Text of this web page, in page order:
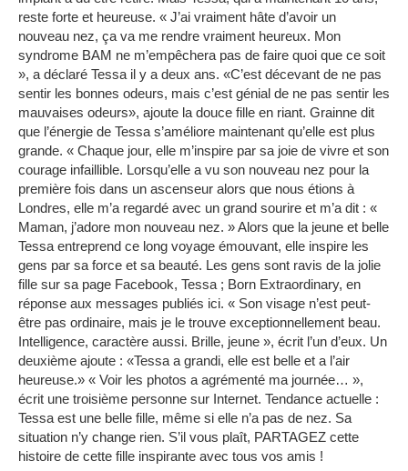
reste forte et heureuse. « J’ai vraiment hâte d’avoir un
nouveau nez, ça va me rendre vraiment heureux. Mon
syndrome BAM ne m’empêchera pas de faire quoi que ce soit
», a déclaré Tessa il y a deux ans. «C’est décevant de ne pas
sentir les bonnes odeurs, mais c’est génial de ne pas sentir les
mauvaises odeurs», ajoute la douce fille en riant. Grainne dit
que l’énergie de Tessa s’améliore maintenant qu’elle est plus
grande. « Chaque jour, elle m’inspire par sa joie de vivre et son
courage infaillible. Lorsqu’elle a vu son nouveau nez pour la
première fois dans un ascenseur alors que nous étions à
Londres, elle m’a regardé avec un grand sourire et m’a dit : «
Maman, j’adore mon nouveau nez. »Alors que la jeune et belle
Tessa entreprend ce long voyage émouvant, elle inspire les
gens par sa force et sa beauté. Les gens sont ravis de la jolie
fille sur sa page Facebook, Tessa ; Born Extraordinary, en
réponse aux messages publiés ici. « Son visage n’est peut-
être pas ordinaire, mais je le trouve exceptionnellement beau.
Intelligence, caractère aussi. Brille, jeune », écrit l’un d’eux. Un
deuxième ajoute : «Tessa a grandi, elle est belle et a l’air
heureuse.» « Voir les photos a agrémenté ma journée… »,
écrit une troisième personne sur Internet. Tendance actuelle :
Tessa est une belle fille, même si elle n’a pas de nez. Sa
situation n’y change rien. S’il vous plaît, PARTAGEZ cette
histoire de cette fille inspirante avec tous vos amis !